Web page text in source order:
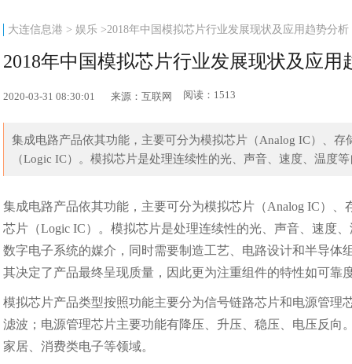
大连信息港 >娱乐 >2018年中国模拟芯片行业发展现状及应用趋势分析
2018年中国模拟芯片行业发展现状及应用
2020-03-31 08:30:01 来源：互联网 阅读：1513
集成电路产品依其功能，主要可分为模拟芯片（Analog IC）、
（Logic IC）。模拟芯片是处理连续性的光、声音、速度、温度
集成电路产品依其功能，主要可分为模拟芯片（Analog IC）
芯片（Logic IC）。模拟芯片是处理连续性的光、声音、速度
数字电子系统的媒介，同时需要制造工艺、电路设计和半导
其决定了产品最终呈现质量，因此更为注重组件的特性如可
模拟芯片产品类型按照功能主要分为信号链路芯片和电源管
滤波；电源管理芯片主要功能有降压、升压、稳压、电压反
家居、消费类电子等领域。